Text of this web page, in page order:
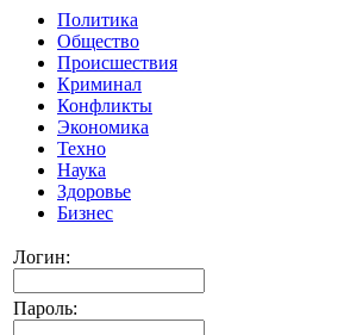
Политика
Общество
Происшествия
Криминал
Конфликты
Экономика
Техно
Наука
Здоровье
Бизнес
Логин:
Пароль: